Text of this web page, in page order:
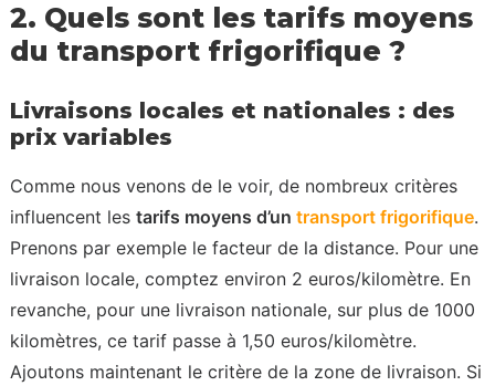
2. Quels sont les tarifs moyens
du transport frigorifique ?
Livraisons locales et nationales : des
prix variables
Comme nous venons de le voir, de nombreux critères
influencent les tarifs moyens d’un transport frigorifique.
Prenons par exemple le facteur de la distance. Pour une
livraison locale, comptez environ 2 euros/kilomètre. En
revanche, pour une livraison nationale, sur plus de 1000
kilomètres, ce tarif passe à 1,50 euros/kilomètre.
Ajoutons maintenant le critère de la zone de livraison. Si